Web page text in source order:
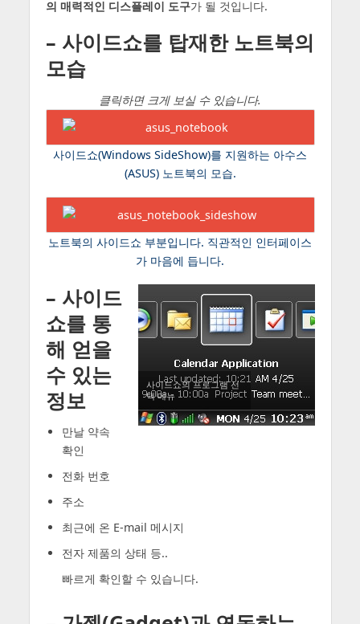
의 매력적인 디스플레이 도구가 될 것입니다.
– 사이드쇼를 탑재한 노트북의
모습
클릭하면 크게 보실 수 있습니다.
사이드쇼(Windows SideShow)를 지원하는 아수스
(ASUS) 노트북의 모습.
노트북의 사이드쇼 부분입니다. 직관적인 인터페이스
가 마음에 듭니다.
사이드쇼의 프로그램 선
택 메뉴
– 사이드
쇼를 통
해 얻을
수 있는
정보
만날 약속
확인
전화 번호
주소
최근에 온 E-mail 메시지
전자 제품의 상태 등..
빠르게 확인할 수 있습니다.